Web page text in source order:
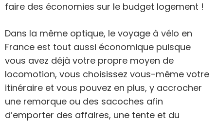
faire des économies sur le budget logement !
Dans la même optique, le voyage à vélo en
France est tout aussi économique puisque
vous avez déjà votre propre moyen de
locomotion, vous choisissez vous-même votre
itinéraire et vous pouvez en plus, y accrocher
une remorque ou des sacoches afin
d’emporter des affaires, une tente et du